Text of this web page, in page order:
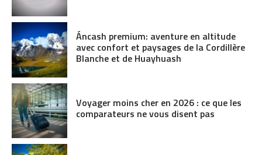
Áncash premium: aventure en altitude
avec confort et paysages de la Cordillère
Blanche et de Huayhuash
Voyager moins cher en 2026 : ce que les
comparateurs ne vous disent pas